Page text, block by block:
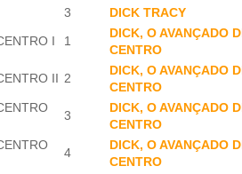
3
DICK TRACY
I
1
DICK, O AVANÇADO
CENTRO
II 2
DICK, O AVANÇADO
CENTRO
3
DICK, O AVANÇADO
CENTRO
4
DICK, O AVANÇADO
CENTRO